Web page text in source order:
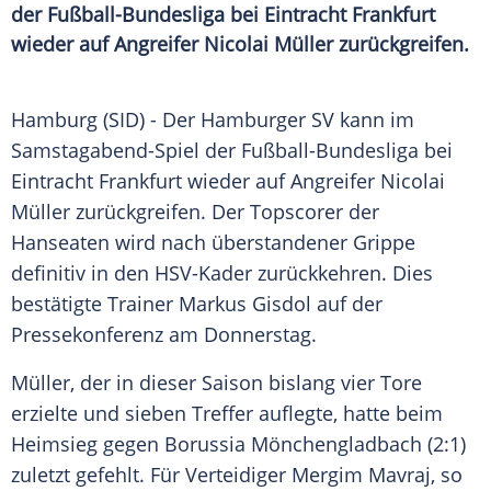
der Fußball-Bundesliga bei Eintracht Frankfurt
wieder auf Angreifer Nicolai Müller zurückgreifen.
Hamburg (SID) - Der Hamburger SV kann im
Samstagabend-Spiel der Fußball-Bundesliga bei
Eintracht Frankfurt wieder auf Angreifer Nicolai
Müller zurückgreifen. Der Topscorer der
Hanseaten wird nach überstandener Grippe
definitiv in den HSV-Kader zurückkehren. Dies
bestätigte Trainer Markus Gisdol auf der
Pressekonferenz am Donnerstag.
Müller, der in dieser Saison bislang vier Tore
erzielte und sieben Treffer auflegte, hatte beim
Heimsieg gegen Borussia Mönchengladbach (2:1)
zuletzt gefehlt. Für Verteidiger Mergim Mavraj, so